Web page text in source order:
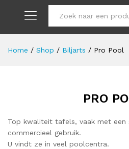
Home / Shop / Biljarts / Pro Pool
PRO
Top kwaliteit tafels, vaak met
commercieel gebruik.
U vindt ze in veel poolcentra.